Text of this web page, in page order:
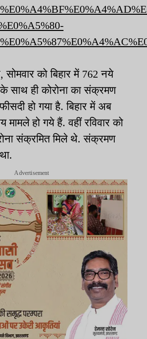
को बिहार में 762 नये
साथ ही कोरोना का संक्रमण
हो गया है. बिहार में अब
हो गये हैं. वहीं रविवार को
संक्रमित मिले थे. संक्रमण
Advertisement